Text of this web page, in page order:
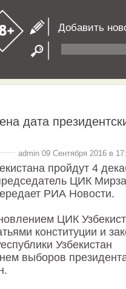
Добавить
дата
admin 09 Сентября 2016 в
пройдут 4
ЦИК
РИА Новости.
ЦИК
конституции и
Узбекистан
выборов